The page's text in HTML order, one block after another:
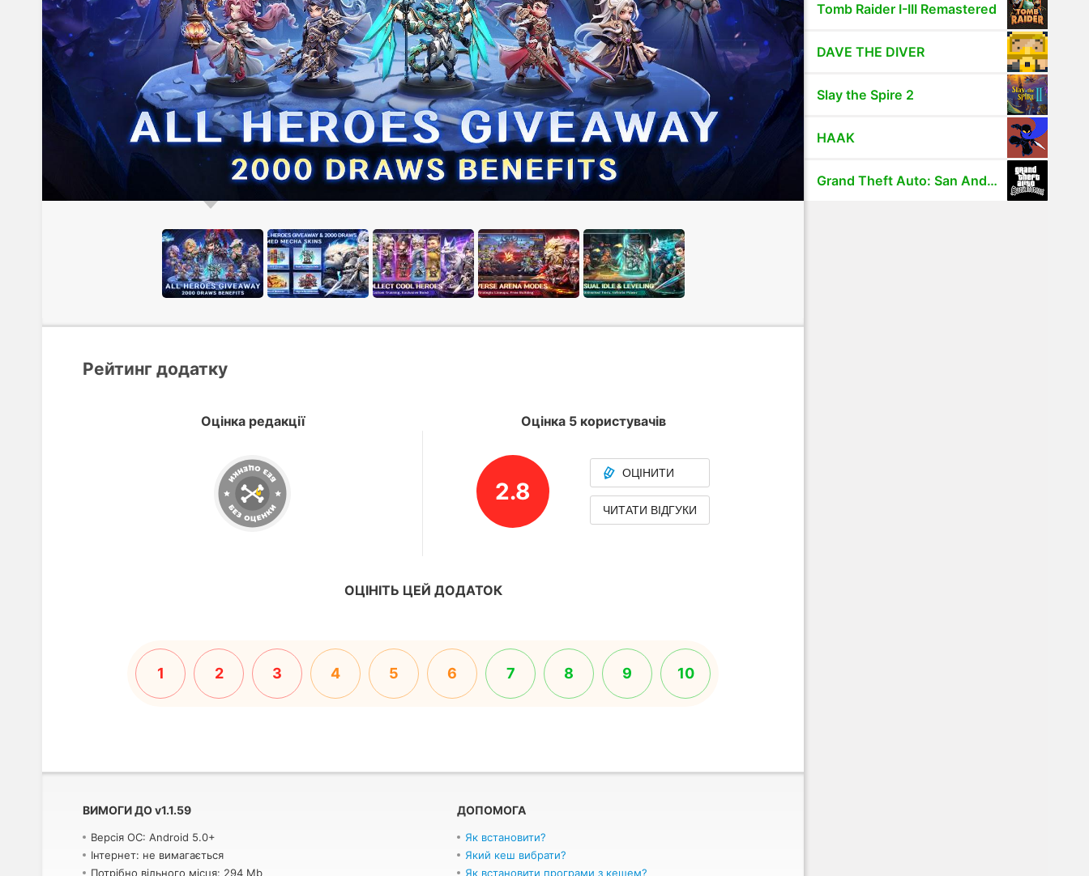
Рейтинг додатку
Оцінка редакції Оцінка 5 користувачів
2.8
ОЦІНИТИ
ЧИТАТИ ВІДГУКИ
ОЦІНІТЬ ЦЕЙ ДОДАТОК
1 2 3 4 5 6 7 8 9 10
ВИМОГИ ДОv1.1.59
Версія ОС: Android 5.0+
Інтернет: не вимагається
Потрібно вільного місця: 294 Mb
ДОПОМОГА
Як встановити?
Який кеш вибрати?
Як встановити програми з кешем?
Tomb Raider I-III Remastered
DAVE THE DIVER
Slay the Spire 2
HAAK
Grand Theft Auto: San Andreas